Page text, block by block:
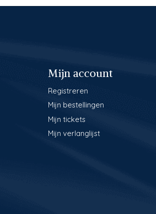
Mijn account
Registreren
Mijn bestellingen
Mijn tickets
Mijn verlanglijst